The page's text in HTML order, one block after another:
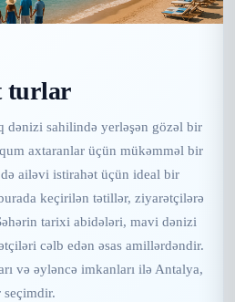
turlar
dənizi sahilində yerləşən gözəl bir
axtaranlar üçün mükəmməl bir
ailəvi istirahət üçün ideal bir
keçirilən tətillər, ziyarətçilərə
tarixi abidələri, mavi dənizi
cəlb edən əsas amillərdəndir.
və əyləncə imkanları ilə Antalya,
seçimdir.